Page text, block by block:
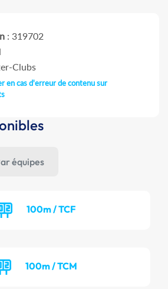
: 319702
Clubs
en cas d'erreur de contenu sur
équipes
100m / TCF
100m / TCM